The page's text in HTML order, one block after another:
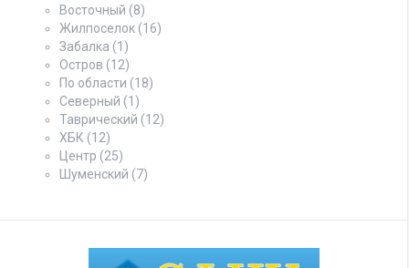
Восточный (8)
Жилпоселок (16)
Забалка (1)
Остров (12)
По области (18)
Северный (1)
Таврический (12)
ХБК (12)
Центр (25)
Шуменский (7)